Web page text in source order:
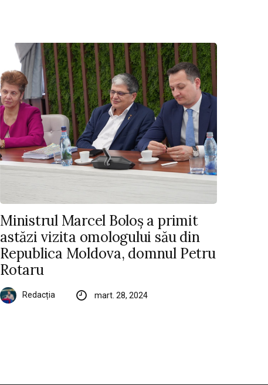
Ministrul Marcel Boloș a primit
astăzi vizita omologului său din
Republica Moldova, domnul Petru
Rotaru
Redacția mart. 28, 2024